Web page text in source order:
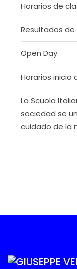
Horarios de
Resultados
Open Day
Horarios inicio
La Scuola
sociedad se
cuidado de la